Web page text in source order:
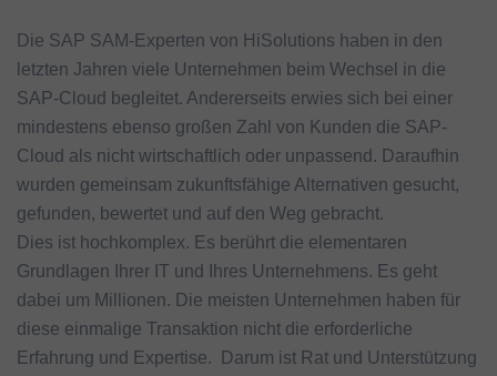
Die SAP SAM-Experten von HiSolutions haben in den
letzten Jahren viele Unternehmen beim Wechsel in die
SAP-Cloud begleitet. Andererseits erwies sich bei einer
mindestens ebenso großen Zahl von Kunden die SAP-
Cloud als nicht wirtschaftlich oder unpassend. Daraufhin
wurden gemeinsam zukunftsfähige Alternativen gesucht,
gefunden, bewertet und auf den Weg gebracht.
Dies ist hochkomplex. Es berührt die elementaren
Grundlagen Ihrer IT und Ihres Unternehmens. Es geht
dabei um Millionen. Die meisten Unternehmen haben für
diese einmalige Transaktion nicht die erforderliche
Erfahrung und Expertise. Darum ist Rat und Unterstützung